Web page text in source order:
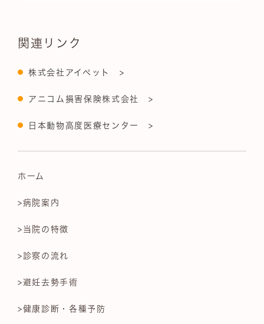
関連リンク
株式会社アイペット >
アニコム損害保険株式会社 >
日本動物高度医療センター >
ホーム
>病院案内
>当院の特徴
>診察の流れ
>避妊去勢手術
>健康診断・各種予防